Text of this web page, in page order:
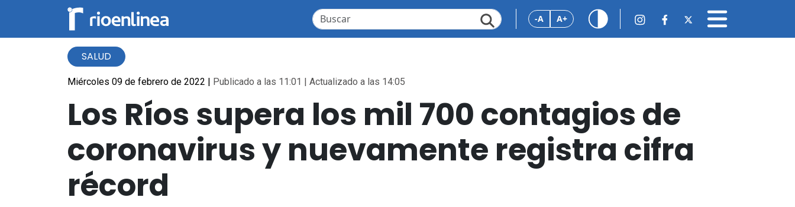
-A A+
SALUD
Miércoles 09 de febrero de 2022 | Publicado a las 11:01 | Actualizado a las 14:05
Los Ríos supera los mil 700 contagios de
coronavirus y nuevamente registra cifra
récord